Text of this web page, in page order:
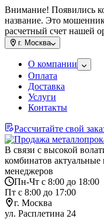
Внимание! Появились
название. Это
расчетный счет нашей
г. Москва
О компании
Оплата
Доставка
Услуги
Контакты
Рассчитайте свой
В связи с высокой
комбинатов
менеджеров
Пн-Чт с 8:00 до 18:00
Пт с 8:00 до 17:00
г. Москва
ул. Расплетина 24